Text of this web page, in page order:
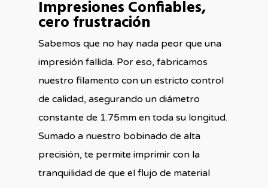
Impresiones Confiables,
cero frustración
Sabemos que no hay nada peor que una
impresión fallida. Por eso, fabricamos
nuestro filamento con un estricto control
de calidad, asegurando un diámetro
constante de 1.75mm en toda su longitud.
Sumado a nuestro bobinado de alta
precisión, te permite imprimir con la
tranquilidad de que el flujo de material